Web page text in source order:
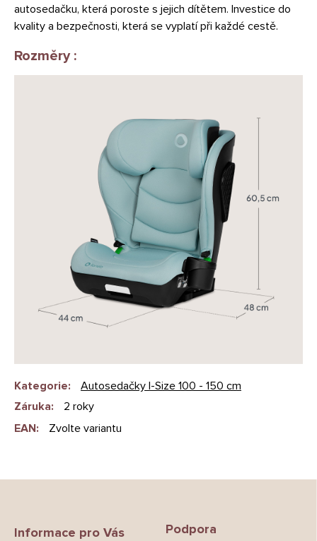
autosedačku, která poroste s jejich dítětem. Investice do
kvality a bezpečnosti, která se vyplatí při každé cestě.
Rozměry :
Kategorie:
Autosedačky I-Size 100 - 150 cm
Záruka:
2 roky
EAN: Zvolte variantu
Informace pro Vás Podpora